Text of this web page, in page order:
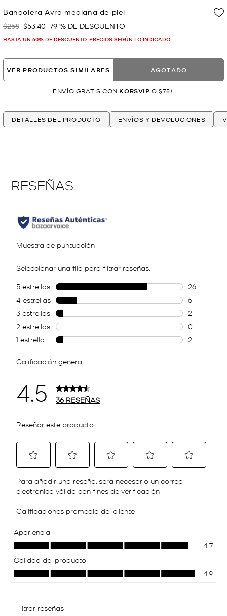
Bandolera Avra mediana de piel
Era
$258 Ahora
$53.40 79 % DE DESCUENTO
HASTA UN 60% DE DESCUENTO. PRECIOS SEGÚN LO INDICADO
VER PRODUCTOS SIMILARES AGOTADO
ENVÍO GRATIS CON KORSVIP O $75+
DETALLES DEL PRODUCTO ENVÍOS Y DEVOLUCIONES